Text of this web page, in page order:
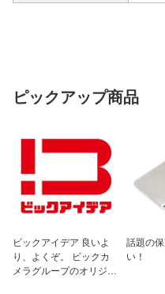
ピックアップ商品
ビックアイデア 良いよ
り、よくぞ。 ビックカ
メラグループのオリジナ
話題の
い！